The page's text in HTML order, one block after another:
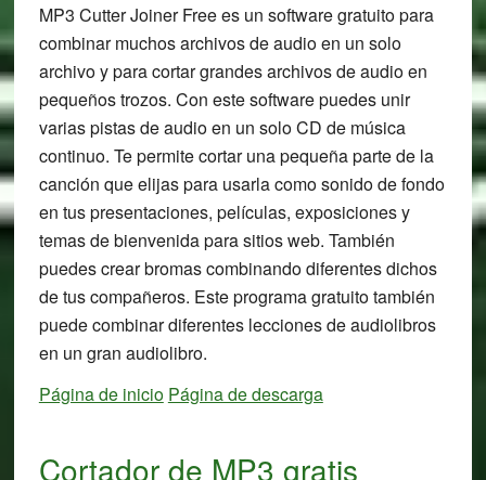
MP3 Cutter Joiner Free es un software gratuito para
combinar muchos archivos de audio en un solo
archivo y para cortar grandes archivos de audio en
pequeños trozos. Con este software puedes unir
varias pistas de audio en un solo CD de música
continuo. Te permite cortar una pequeña parte de la
canción que elijas para usarla como sonido de fondo
en tus presentaciones, películas, exposiciones y
temas de bienvenida para sitios web. También
puedes crear bromas combinando diferentes dichos
de tus compañeros. Este programa gratuito también
puede combinar diferentes lecciones de audiolibros
en un gran audiolibro.
Página de inicio Página de descarga
Cortador de MP3 gratis